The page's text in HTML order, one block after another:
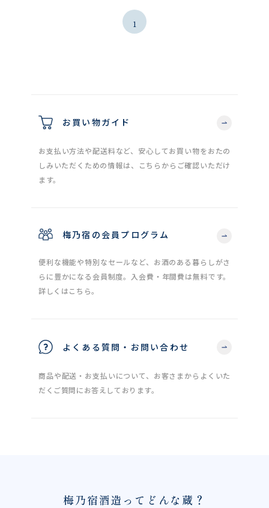
1
お買い物ガイド
お支払い方法や配送料など、安心してお買い物をおたの
しみいただくための情報は、こちらからご確認いただけ
ます。
梅乃宿の会員プログラム
便利な機能や特別なセールなど、お酒のある暮らしがさ
らに豊かになる会員制度。入会費・年間費は無料です。
詳しくはこちら。
よくある質問・お問い合わせ
商品や配送・お支払いについて、お客さまからよくいた
だくご質問にお答えしております。
梅乃宿酒造ってどんな蔵？